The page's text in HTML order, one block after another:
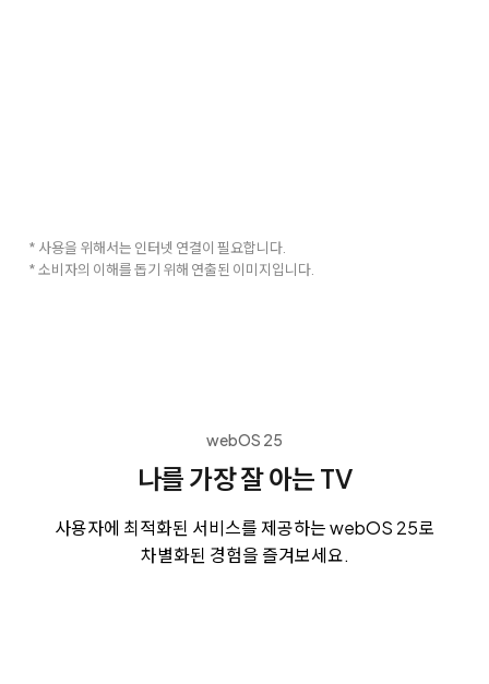
* 사용을 위해서는 인터넷 연결이 필요합니다.
* 소비자의 이해를 돕기 위해 연출된 이미지입니다.
webOS 25
나를 가장 잘 아는 TV
사용자에 최적화된 서비스를 제공하는 webOS 25로
차별화된 경험을 즐겨보세요.